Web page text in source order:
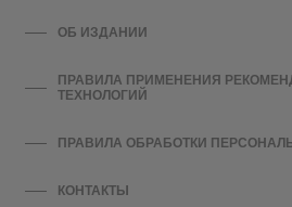
ОБ ИЗДАНИИ
ПРАВИЛА ПРИМЕНЕНИЯ
ТЕХНОЛОГИЙ
ПРАВИЛА ОБРАБОТКИ
КОНТАКТЫ